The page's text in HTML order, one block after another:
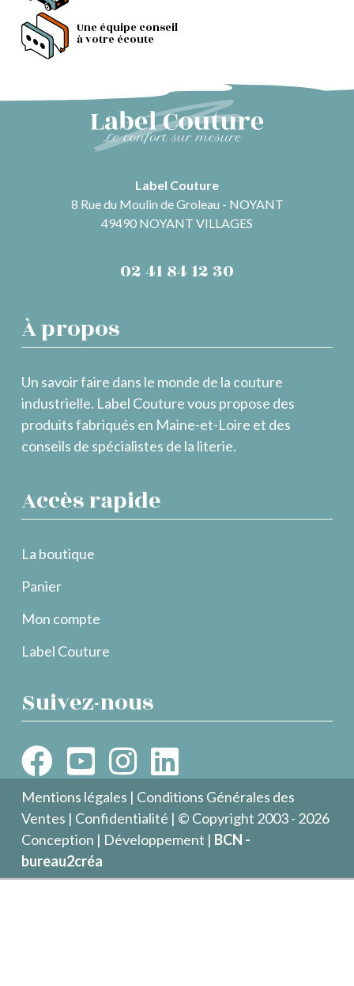
Une équipe conseil
à votre écoute
Label Couture
8 Rue du Moulin de Groleau - NOYANT
49490 NOYANT VILLAGES
02 41 84 12 30
À propos
Un savoir faire dans le monde de la couture
industrielle. Label Couture vous propose des
produits fabriqués en Maine-et-Loire et des
conseils de spécialistes de la literie.
Accès rapide
La boutique
Panier
Mon compte
Label Couture
Suivez-nous
Mentions légales | Conditions Générales des
Ventes | Confidentialité | © Copyright 2003 - 2026
Conception | Développement | BCN -
bureau2créa